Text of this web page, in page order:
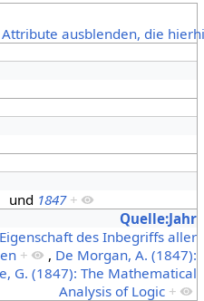
Attribute ausblenden, die
und 1847 +
Quelle:Jahr
des Inbegriffs aller
+ , De Morgan, A. (1847):
G. (1847): The Mathematical
Analysis of Logic +